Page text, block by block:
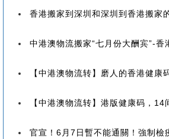
香港搬家到深圳和深圳到香港搬家的各种报价、注意事项和
中港澳物流搬家“七月份大酬宾”-香港澳门往返深圳、珠海、
【中港澳物流转】磨人的香港健康码！消息再
【中港澳物流转】港版健康码，14间获
官宣！6月7日暫不能通關！強制檢疫措施再延1個月！【香港